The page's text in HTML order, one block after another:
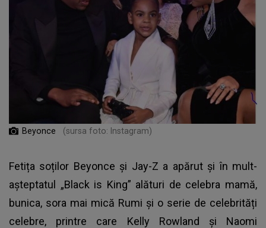
Beyonce (sursa foto: Instagram)
Fetița soților Beyonce și Jay-Z a apărut și în mult-
așteptatul „Black is King” alături de celebra mamă,
bunica, sora mai mică Rumi și o serie de celebrități
celebre, printre care Kelly Rowland și Naomi